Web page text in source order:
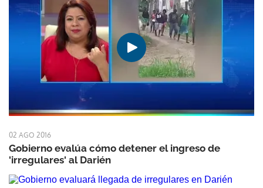
02 AGO 2016
Gobierno evalúa cómo detener el ingreso de
'irregulares' al Darién